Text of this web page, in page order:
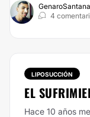
4
LIPOSUCCIÓN
EL
Hace 10 años